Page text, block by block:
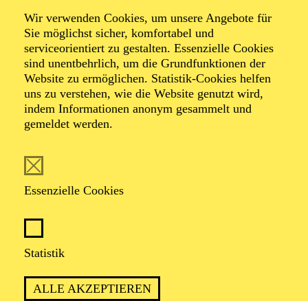
Wir verwenden Cookies, um unsere Angebote für
Sie möglichst sicher, komfortabel und
serviceorientiert zu gestalten. Essenzielle Cookies
sind unentbehrlich, um die Grundfunktionen der
Website zu ermöglichen. Statistik-Cookies helfen
uns zu verstehen, wie die Website genutzt wird,
indem Informationen anonym gesammelt und
gemeldet werden.
Essenzielle Cookies
Statistik
ALLE AKZEPTIEREN
Foto: Johan Sandberg
Benjamin Balazs
Tänzer (Gruppe)
an der an der Escola de Danca do Conservatorio
Zürich. Seine ersten Erfahrungen mit einer Compagnie
an der Bayerischen Staatsoper, wo er seit 2016
engagiert war. Während seiner Zeit an der Tanz